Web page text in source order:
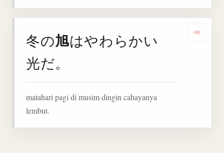
冬の旭はやわらかい
光だ。
matahari pagi di musim dingin cahayanya
lembut.